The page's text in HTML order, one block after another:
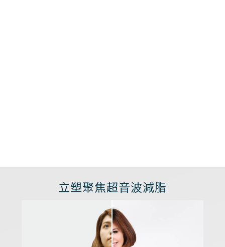
立塑聚焦超音波減脂